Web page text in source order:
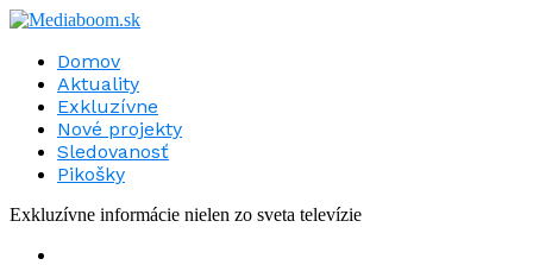
Domov
Aktuality
Exkluzívne
Nové projekty
Sledovanosť
Pikošky
Exkluzívne informácie nielen zo sveta televízie